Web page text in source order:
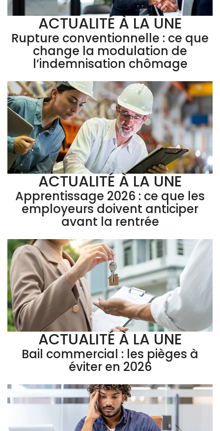
ACTUALITÉ À LA UNE
Rupture conventionnelle : ce que
change la modulation de
l’indemnisation chômage
ACTUALITÉ À LA UNE
Apprentissage 2026 : ce que les
employeurs doivent anticiper
avant la rentrée
ACTUALITÉ À LA UNE
Bail commercial : les pièges à
éviter en 2026